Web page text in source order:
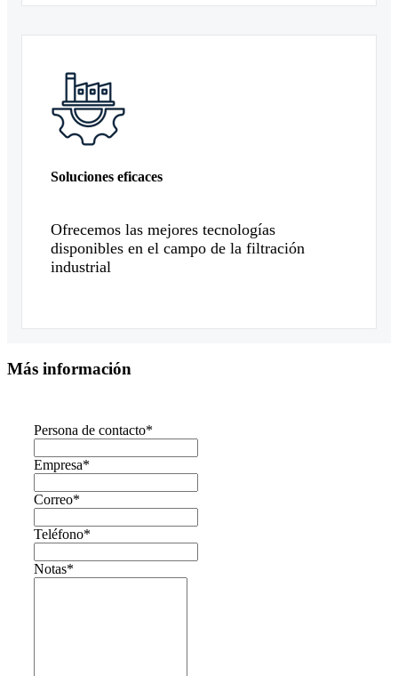
Soluciones eficaces
Ofrecemos las mejores tecnologías
disponibles en el campo de la filtración
industrial
Más información
Persona de contacto*
Empresa*
Correo*
Teléfono*
Notas*